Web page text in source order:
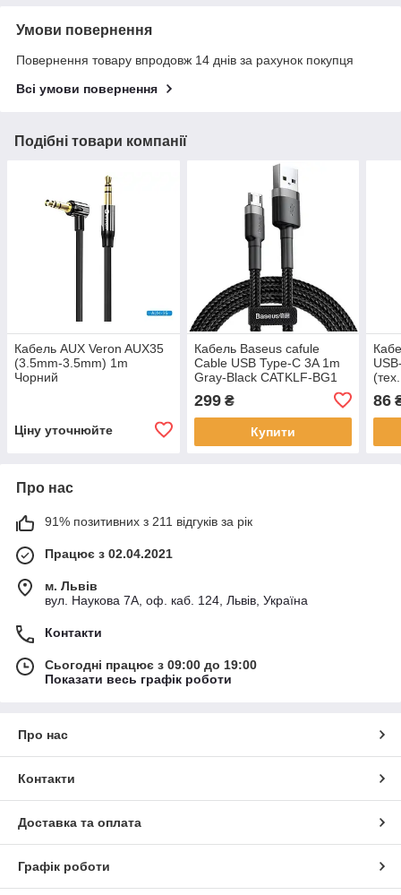
Умови повернення
Повернення товару впродовж 14 днів за рахунок покупця
Всі умови повернення
Подібні товари компанії
Кабель AUX Veron AUX35
(3.5mm-3.5mm) 1m
Чорний
Ціну уточнюйте
Кабель Baseus cafule
Cable USB Type-C 3A 1m
Gray-Black CATKLF-BG1
299₴
Купити
86
Про нас
91% позитивних з 211 відгуків за рік
Працює з 02.04.2021
м. Львів
вул. Наукова 7А, оф. каб. 124, Львів, Україна
Контакти
Сьогодні працює з 09:00 до 19:00
Показати весь графік роботи
Про нас
Контакти
Доставка та оплата
Графік роботи